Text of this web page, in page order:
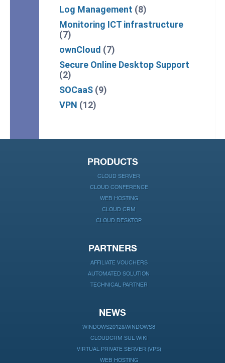
Log Management (8)
Monitoring ICT infrastructure
(7)
ownCloud (7)
Secure Online Desktop Support
(2)
SOCaaS (9)
VPN (12)
PRODUCTS
CLOUD SERVER
CLOUD CONFERENCE
WEB HOSTING
CLOUD CRM
CLOUD DESKTOP
PARTNERS
AFFILIATE VOUCHERS
AUTOMATED SOLUTION
TECHNICAL PARTNER
NEWS
WINDOWS2012&WINDOWS8
CLOUDCRM SUL WIKI
VIRTUAL PRIVATE SERVER (VPS)
WEB HOSTING